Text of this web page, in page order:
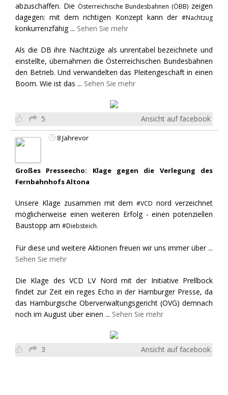
abzuschaffen. Die Österreichische Bundesbahnen (ÖBB) zeigen
dagegen: mit dem richtigen Konzept kann der #Nachtzug
konkurrenzfähig ... Sehen Sie mehr
Als die DB ihre Nachtzüge als unrentabel bezeichnete und
einstellte, übernahmen die Österreichischen Bundesbahnen
den Betrieb. Und verwandelten das Pleitengeschäft in einen
Boom. Wie ist das ... Sehen Sie mehr
5 Ansicht auf facebook
8 Jahrevor
Großes Presseecho: Klage gegen die Verlegung des
Fernbahnhofs Altona
Unsere Klage zusammen mit dem#VCD nord verzeichnet
möglicherweise einen weiteren Erfolg - einen potenziellen
Baustopp am #Diebsteich.
Für diese und weitere Aktionen freuen wir uns immer über ...
Sehen Sie mehr
Die Klage des VCD LV Nord mit der Initiative Prellbock
findet zur Zeit ein reges Echo in der Hamburger Presse, da
das Hamburgische Oberverwaltungsgericht (OVG) demnach
noch im August über einen ... Sehen Sie mehr
3 Ansicht auf facebook